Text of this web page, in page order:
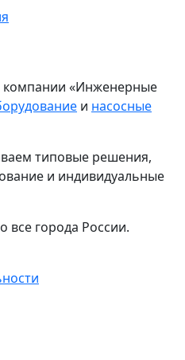
компании «Инженерные
и насосные
типовые решения,
и индивидуальные
все города России.